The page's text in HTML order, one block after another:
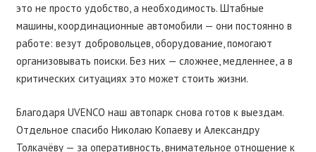
это не просто удобство, а необходимость. Штабные
машины, координационные автомобили — они постоянно в
работе: везут добровольцев, оборудование, помогают
организовывать поиски. Без них — сложнее, медленнее, а в
критических ситуациях это может стоить жизни.
Благодаря UVENCO наш автопарк снова готов к выездам.
Отдельное спасибо Николаю Копаеву и Александру
Толкачёву — за оперативность, внимательное отношение к